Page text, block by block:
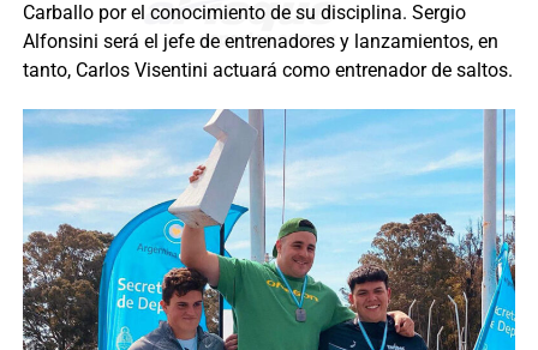
Carballo por el conocimiento de su disciplina. Sergio
Alfonsini será el jefe de entrenadores y lanzamientos, en
tanto, Carlos Visentini actuará como entrenador de saltos.